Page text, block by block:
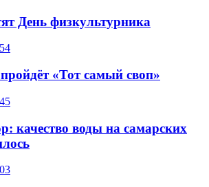
День физкультурника
«Тот самый своп»
качество воды на самарских